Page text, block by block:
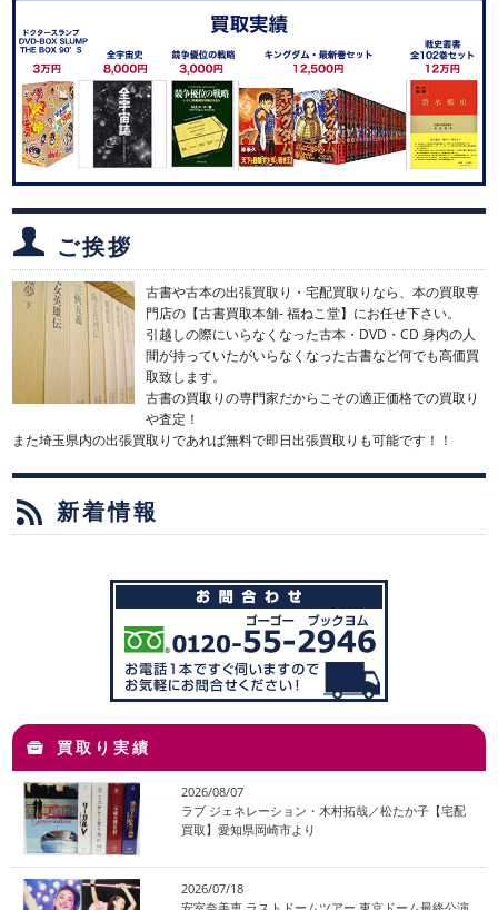
ご挨拶
古書や古本の出張買取り・宅配買取りなら、本の買取専
門店の【古書買取本舗- 福ねこ堂】にお任せ下さい。
引越しの際にいらなくなった古本・DVD・CD 身内の人
間が持っていたがいらなくなった古書など何でも高価買
取致します。
古書の買取りの専門家だからこその適正価格での買取り
や査定！
また埼玉県内の出張買取りであれば無料で即日出張買取りも可能です！！
新着情報
買取り実績
2026/08/07
ラブ ジェネレーション・木村拓哉／松たか子【宅配
買取】愛知県岡崎市より
2026/07/18